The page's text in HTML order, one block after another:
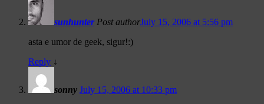
sunhunter Post authorJuly 15, 2006 at 5:56 pm
asta e umor de geek, sigur!:)
Reply ↓
sonny July 15, 2006 at 10:33 pm